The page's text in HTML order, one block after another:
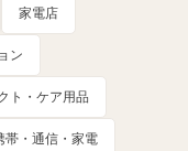
家電店
ン
ト・ケア用品
帯・通信・家電